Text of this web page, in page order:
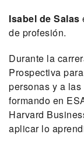
Isabel de Salas
de profesión.
Durante la
Prospectiva
personas y a
formando en
Harvard
aplicar lo